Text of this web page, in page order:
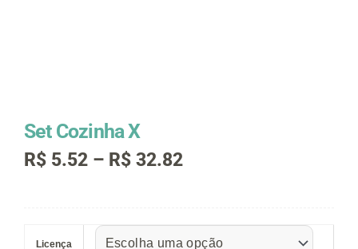
Set Cozinha X
R$ 5.52 – R$ 32.82Faixa
através
Licença